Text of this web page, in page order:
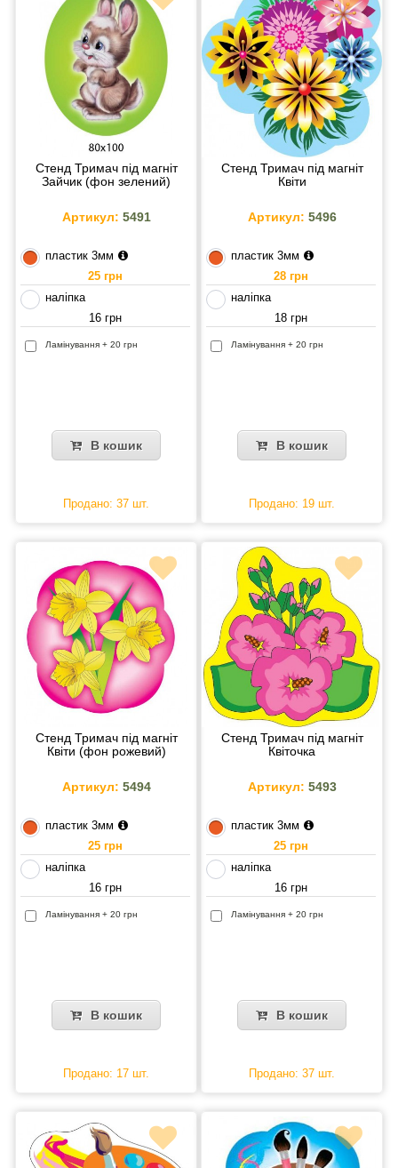
Стенд Тримач під магніт
Зайчик (фон зелений)
Артикул: 5491
пластик 3мм
25 грн
наліпка
16 грн
Ламінування + 20 грн
В кошик
Продано: 37 шт.
Стенд Тримач під магніт
Квіти
Артикул: 5496
пластик 3мм
28 грн
наліпка
18 грн
Ламінування + 20 грн
В кошик
Продано: 19 шт.
Стенд Тримач під магніт
Квіти (фон рожевий)
Артикул: 5494
пластик 3мм
25 грн
наліпка
16 грн
Ламінування + 20 грн
В кошик
Продано: 17 шт.
Стенд Тримач під магніт
Квіточка
Артикул: 5493
пластик 3мм
25 грн
наліпка
16 грн
Ламінування + 20 грн
В кошик
Продано: 37 шт.